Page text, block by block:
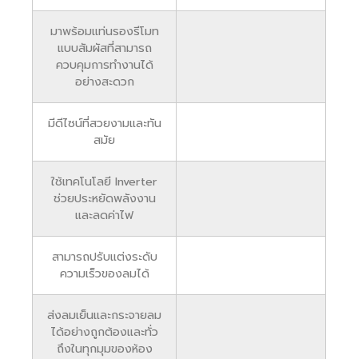
มาพร้อมแท่นรองรีโมท
แบบสัมผัสที่สามารถ
ควบคุมการทำงานได้
อย่างสะดวก
มีดีไซน์ที่สวยงามและทัน
สมัย
ใช้เทคโนโลยี Inverter
ช่วยประหยัดพลังงาน
และลดค่าไฟ
สามารถปรับแต่งระดับ
ความเร็วของลมได้
ส่งลมเย็นและกระจายลม
ได้อย่างถูกต้องและทั่ว
ถึงในทุกมุมของห้อง